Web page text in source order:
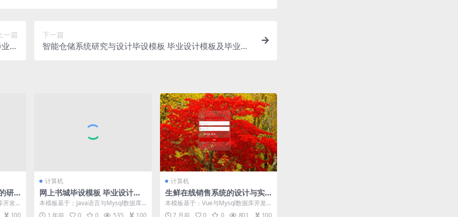
一篇
论
下一篇
智能仓储系统研究与设计毕设模板 毕业设计模板及毕业论
研
毕
开发
系统
100
计算机
网上书城毕设模板 毕业设计模
板及毕业论文与PPT
本模板基于：Java语言与Mysql数据库
开发 系统详细设计 系统功能模块 网
1 年前 0 0 535 100
计算机
生鲜在线销售系统的设计与实
现毕设模板 毕业设计模板及毕
业论文
本模板基于：Vue与Mysql数据库开发
系统功能实现 管理员功能介绍 管理员
7 月前 0 0 801 100